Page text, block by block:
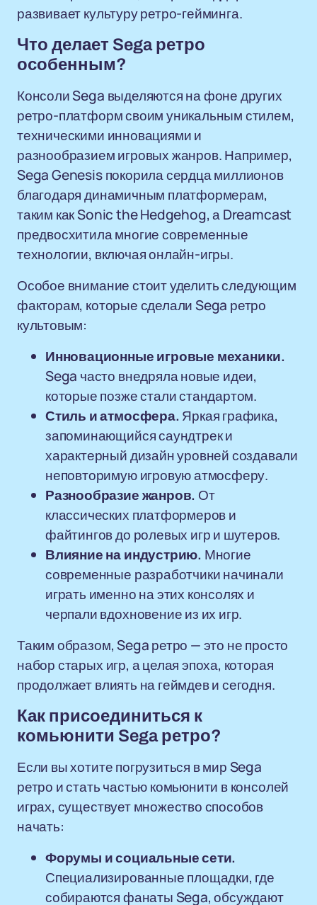
развивает культуру ретро-гейминга.
Что делает Sega ретро
особенным?
Консоли Sega выделяются на фоне других
ретро-платформ своим уникальным стилем,
техническими инновациями и
разнообразием игровых жанров. Например,
Sega Genesis покорила сердца миллионов
благодаря динамичным платформерам,
таким как Sonic the Hedgehog, а Dreamcast
предвосхитила многие современные
технологии, включая онлайн-игры.
Особое внимание стоит уделить следующим
факторам, которые сделали Sega ретро
культовым:
Инновационные игровые механики.
Sega часто внедряла новые идеи,
которые позже стали стандартом.
Стиль и атмосфера. Яркая графика,
запоминающийся саундтрек и
характерный дизайн уровней создавали
неповторимую игровую атмосферу.
Разнообразие жанров. От
классических платформеров и
файтингов до ролевых игр и шутеров.
Влияние на индустрию. Многие
современные разработчики начинали
играть именно на этих консолях и
черпали вдохновение из их игр.
Таким образом, Sega ретро — это не просто
набор старых игр, а целая эпоха, которая
продолжает влиять на геймдев и сегодня.
Как присоединиться к
комьюнити Sega ретро?
Если вы хотите погрузиться в мир Sega
ретро и стать частью комьюнити в консолей
играх, существует множество способов
начать:
Форумы и социальные сети.
Специализированные площадки, где
собираются фанаты Sega, обсуждают